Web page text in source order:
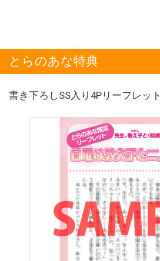
とらのあな特典
書き下ろしSS入り4Pリーフレット